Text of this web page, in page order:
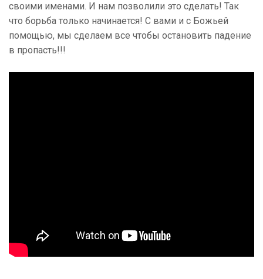
своими именами. И нам позволили это сделать! Так
что борьба только начинается! С вами и с Божьей
помощью, мы сделаем все чтобы остановить падение
в пропасть!!!